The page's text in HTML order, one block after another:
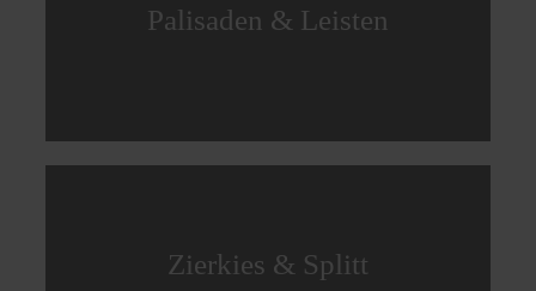
Palisaden & Leisten
Zierkies & Splitt